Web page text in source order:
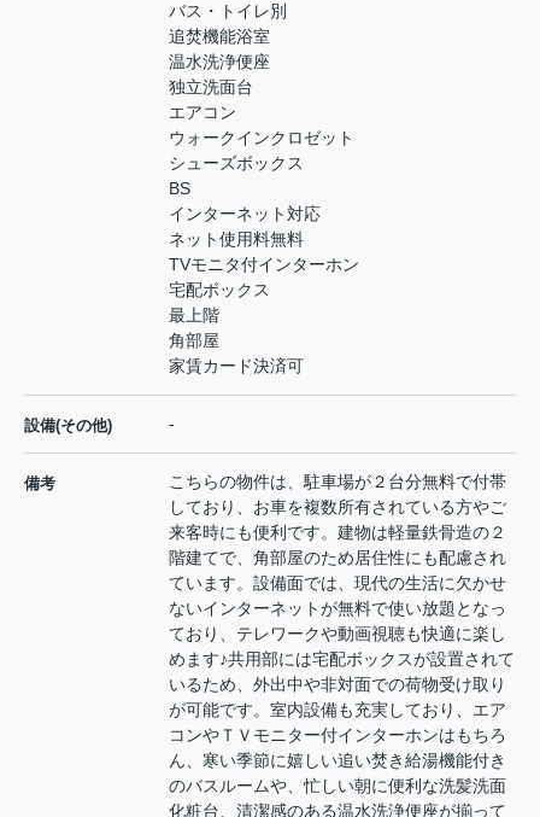
バス・トイレ別
追焚機能浴室
温水洗浄便座
独立洗面台
エアコン
ウォークインクロゼット
シューズボックス
BS
インターネット対応
ネット使用料無料
TVモニタ付インターホン
宅配ボックス
最上階
角部屋
家賃カード決済可
設備(その他) -
備考
こちらの物件は、駐車場が２台分無料で付帯
しており、お車を複数所有されている方やご
来客時にも便利です。建物は軽量鉄骨造の２
階建てで、角部屋のため居住性にも配慮され
ています。設備面では、現代の生活に欠かせ
ないインターネットが無料で使い放題となっ
ており、テレワークや動画視聴も快適に楽し
めます♪共用部には宅配ボックスが設置されて
いるため、外出中や非対面での荷物受け取り
が可能です。室内設備も充実しており、エア
コンやＴＶモニター付インターホンはもちろ
ん、寒い季節に嬉しい追い焚き給湯機能付き
のバスルームや、忙しい朝に便利な洗髪洗面
化粧台、清潔感のある温水洗浄便座が揃って